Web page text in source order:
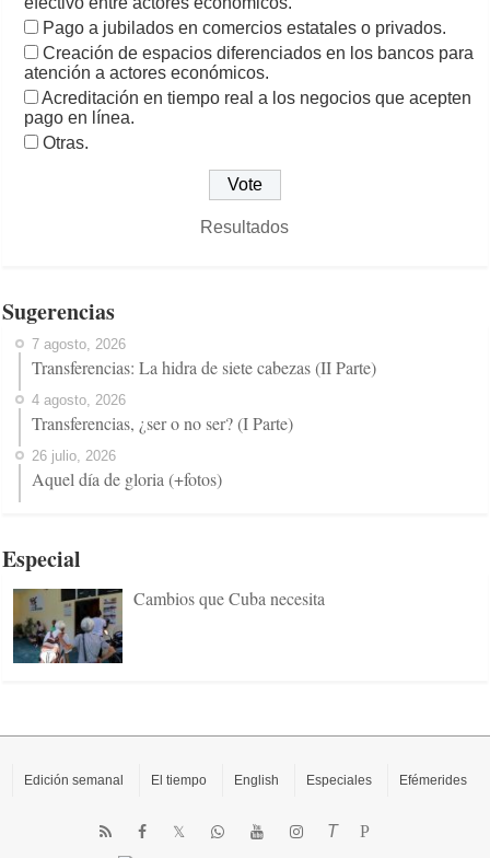
Pago a jubilados en comercios estatales o privados.
Creación de espacios diferenciados en los bancos para
atención a actores económicos.
Acreditación en tiempo real a los negocios que acepten
pago en línea.
Otras.
Resultados
Sugerencias
7 agosto, 2026
Transferencias: La hidra de siete cabezas (II Parte)
4 agosto, 2026
Transferencias, ¿ser o no ser? (I Parte)
26 julio, 2026
Aquel día de gloria (+fotos)
Especial
Cambios que Cuba necesita
Edición semanal El tiempo English Especiales Efémerides
T P